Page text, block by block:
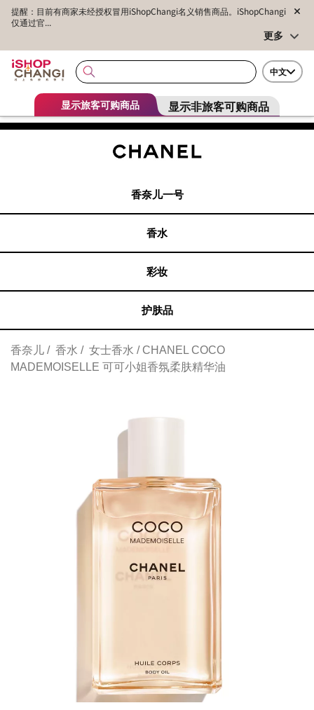
提醒：目前有商家未经授权冒用iShopChangi名义销售商品。iShopChangi
仅通过官...
更多
中文
显示旅客可购商品 显示非旅客可购商品
香奈儿一号
香水
彩妆
护肤品
香奈儿 香水 女士香水
CHANEL COCO
MADEMOISELLE 可可小姐香氛柔肤精华油